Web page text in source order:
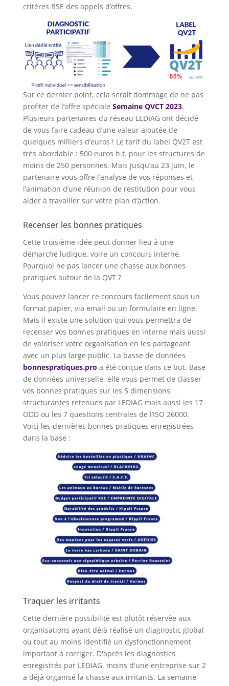
critères RSE des appels d’offres.
Sur ce dernier point, cela serait dommage de ne pas
profiter de l’offre spéciale Semaine QVCT 2023.
Plusieurs partenaires du réseau LEDIAG ont décidé
de vous faire cadeau d’une valeur ajoutée de
quelques milliers d’euros ! Le tarif du label QV2T est
très abordable : 500 euros h.t. pour les structures de
moins de 250 personnes. Mais jusqu’au 23 juin, le
partenaire vous offre l’analyse de vos réponses et
l’animation d’une réunion de restitution pour vous
aider à travailler sur votre plan d’action.
Recenser les bonnes pratiques
Cette troisième idée peut donner lieu à une
démarche ludique, voire un concours interne.
Pourquoi ne pas lancer une chasse aux bonnes
pratiques autour de la QVT ?
Vous pouvez lancer ce concours facilement sous un
format papier, via email ou un formulaire en ligne.
Mais il existe une solution qui vous permettra de
recenser vos bonnes pratiques en interne mais aussi
de valoriser votre organisation en les partageant
avec un plus large public. La basse de données
bonnespratiques.pro a été conçue dans ce but. Base
de données universelle, elle vous permet de classer
vos bonnes pratiques sur les 5 dimensions
structurantes retenues par LEDIAG mais aussi les 17
ODD ou les 7 questions centrales de l’ISO 26000.
Voici les dernières bonnes pratiques enregistrées
dans la base :
Traquer les irritants
Cette dernière possibilité est plutôt réservée aux
organisations ayant déjà réalisé un diagnostic global
ou tout au moins identifié un dysfonctionnement
important à corriger. D'après les diagnostics
enregistrés par LEDIAG, moins d'une entreprise sur 2
a déjà organisé la chasse aux irritants. La semaine